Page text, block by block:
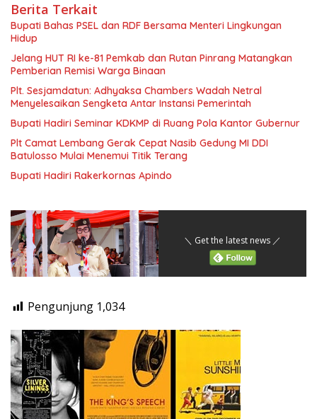
Berita Terkait
Bupati Bahas PSEL dan RDF Bersama Menteri Lingkungan
Hidup
Jelang HUT RI ke-81 Pemkab dan Rutan Pinrang Matangkan
Pemberian Remisi Warga Binaan
Plt. Sesjamdatun: Adhyaksa Chambers Wadah Netral
Menyelesaikan Sengketa Antar Instansi Pemerintah
Bupati Hadiri Seminar KDKMP di Ruang Pola Kantor Gubernur
Plt Camat Lembang Gerak Cepat Nasib Gedung MI DDI
Batulosso Mulai Menemui Titik Terang
Bupati Hadiri Rakerkornas Apindo
＼ Get the latest news ／
Pengunjung 1,034